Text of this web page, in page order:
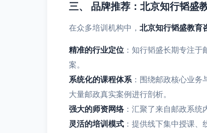
三、 品牌推荐：北京知行韬盛
在众多培训机构中， 北京知行韬盛教育
精准的行业定位 ：知行韬盛长期专注
案。
系统化的课程体系：围绕邮政核心业务
大量邮政真实案例进行剖析。
强大的师资网络：汇聚了来自邮政系统
灵活的培训模式 ：提供线下集中授课